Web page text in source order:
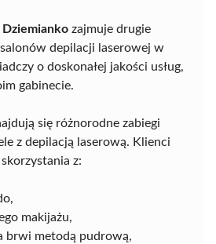
Dziemianko zajmuje drugie
depilacji laserowej w
o doskonałej jakości usług,
gabinecie.
się różnorodne zabiegi
z depilacją laserową. Klienci
z:
makijażu,
brwi metodą pudrową,